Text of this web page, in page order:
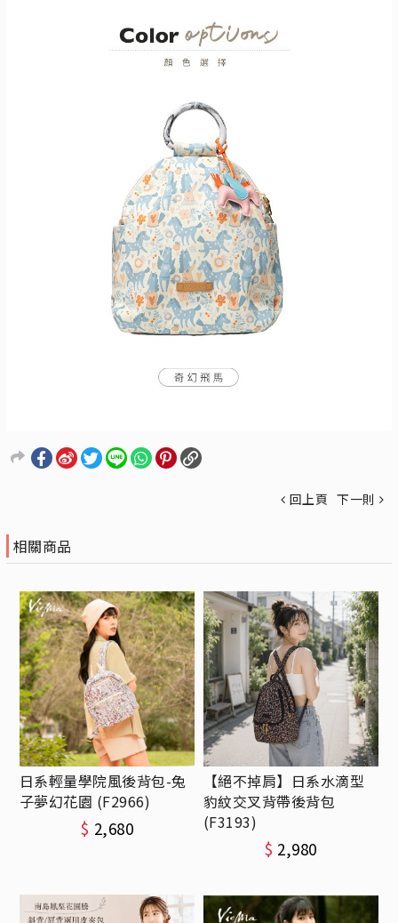
回上頁 下一則
相關商品
日系輕量學院風後背包-兔
子夢幻花園 (F2966)
$ 2,680
【絕不掉肩】日系水滴型
豹紋交叉背帶後背包
(F3193)
$ 2,980